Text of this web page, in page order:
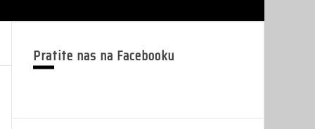
Pratite nas na Facebooku